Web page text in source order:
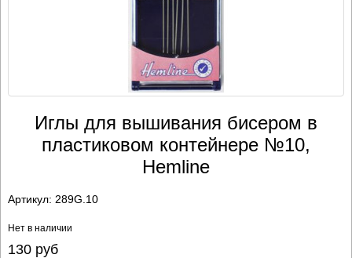
Иглы для вышивания бисером в
пластиковом контейнере №10,
Hemline
Артикул: 289G.10
Нет в наличии
130руб